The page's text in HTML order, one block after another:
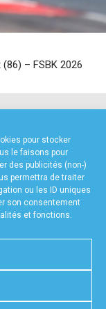
pour stocker
le faisons pour
des publicités (non-)
permettra de traiter
ou les ID uniques
son consentement
et fonctions.
– FSBK 2026